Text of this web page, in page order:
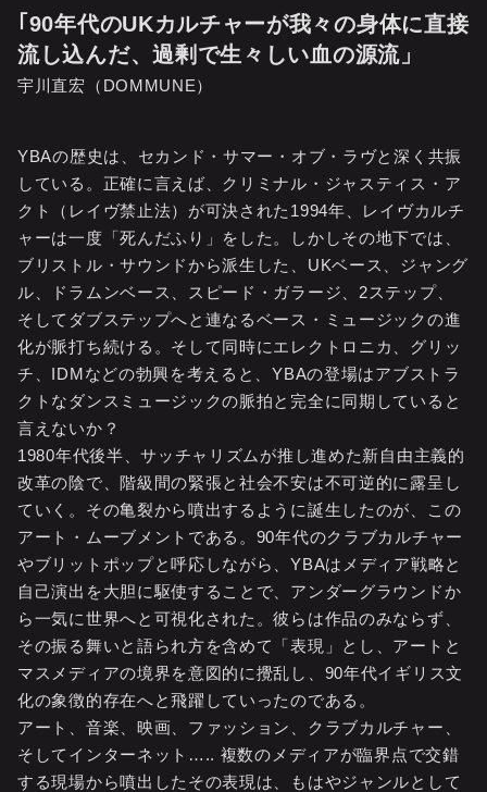
｢90年代のUKカルチャーが我々の身体に直接
流し込んだ、過剰で生々しい血の源流」
宇川直宏（DOMMUNE）
YBAの歴史は、セカンド・サマー・オブ・ラヴと深く共振
している。正確に言えば、クリミナル・ジャスティス・ア
クト（レイヴ禁止法）が可決された1994年、レイヴカルチ
ャーは一度「死んだふり」をした。しかしその地下では、
ブリストル・サウンドから派生した、UKベース、ジャング
ル、ドラムンベース、スピード・ガラージ、2ステップ、
そしてダブステップへと連なるベース・ミュージックの進
化が脈打ち続ける。そして同時にエレクトロニカ、グリッ
チ、IDMなどの勃興を考えると、YBAの登場はアブストラ
クトなダンスミュージックの脈拍と完全に同期していると
言えないか？
1980年代後半、サッチャリズムが推し進めた新自由主義的
改革の陰で、階級間の緊張と社会不安は不可逆的に露呈し
ていく。その亀裂から噴出するように誕生したのが、この
アート・ムーブメントである。90年代のクラブカルチャー
やブリットポップと呼応しながら、YBAはメディア戦略と
自己演出を大胆に駆使することで、アンダーグラウンドか
ら一気に世界へと可視化された。彼らは作品のみならず、
その振る舞いと語られ方を含めて「表現」とし、アートと
マスメディアの境界を意図的に攪乱し、90年代イギリス文
化の象徴的存在へと飛躍していったのである。
アート、音楽、映画、ファッション、クラブカルチャー、
そしてインターネット….. 複数のメディアが臨界点で交錯
する現場から噴出したその表現は、もはやジャンルとして